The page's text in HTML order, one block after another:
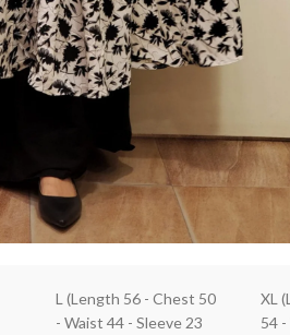
L (Length 56 - Chest 50
- Waist 44 - Sleeve 23
XL
54